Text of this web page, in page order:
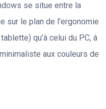
se situe entre la
sur le plan de l’ergonomie
qu’à celui du PC, à
aux couleurs de